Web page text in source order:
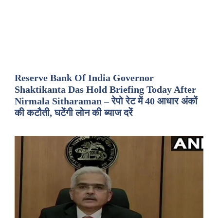
Reserve Bank Of India Governor
Shaktikanta Das Hold Briefing Today After
Nirmala Sitharaman – रेपो रेट में 40 आधार अंकों
की कटौती, घटेंगी लोन की ब्याज दरें